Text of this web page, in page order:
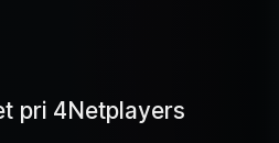
pri 4Netplayers